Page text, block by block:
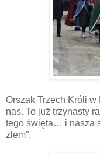
Orszak Trzech Króli w
nas. To już trzynasty
tego święta… i nasza
złem”.